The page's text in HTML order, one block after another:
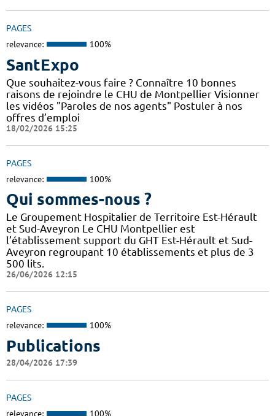
PAGES
relevance: 100%
SantExpo
Que souhaitez-vous faire ? Connaître 10 bonnes
raisons de rejoindre le CHU de Montpellier Visionner
les vidéos "Paroles de nos agents" Postuler à nos
offres d’emploi
18/02/2026 15:25
PAGES
relevance: 100%
Qui sommes-nous ?
Le Groupement Hospitalier de Territoire Est-Hérault
et Sud-Aveyron Le CHU Montpellier est
l’établissement support du GHT Est-Hérault et Sud-
Aveyron regroupant 10 établissements et plus de 3
500 lits.
26/06/2026 12:15
PAGES
relevance: 100%
Publications
28/04/2026 17:39
PAGES
relevance: 100%